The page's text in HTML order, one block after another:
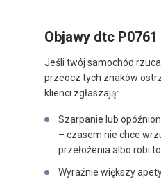
Objawy dtc P0761
Jeśli twój samochód
przeocz tych znaków
klienci zgłaszają:
Szarpanie lub
– czasem nie chce
przełożenia albo robi
Wyraźnie większy